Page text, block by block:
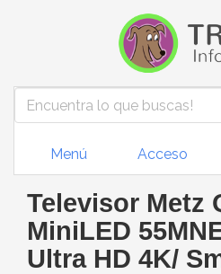
Menú Acceso
Televisor Metz
MiniLED
Ultra HD 4K/